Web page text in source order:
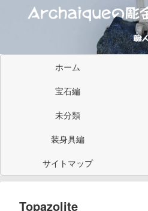
ホーム
宝石編
未分類
装身具編
サイトマップ
Topazolite